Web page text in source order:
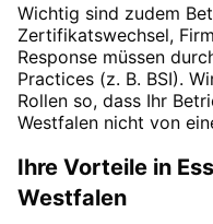
Wichtig sind zudem
Zertifikatswechsel,
Response müssen
Practices (z. B. BSI).
Rollen so, dass Ihr
Westfalen nicht von
Ihre Vorteile in
Westfalen